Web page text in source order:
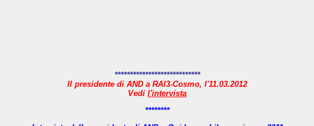
****************************
Il presidente di AND a RAI3-Cosmo, l'11.03.2012
Vedi l'intervista
********